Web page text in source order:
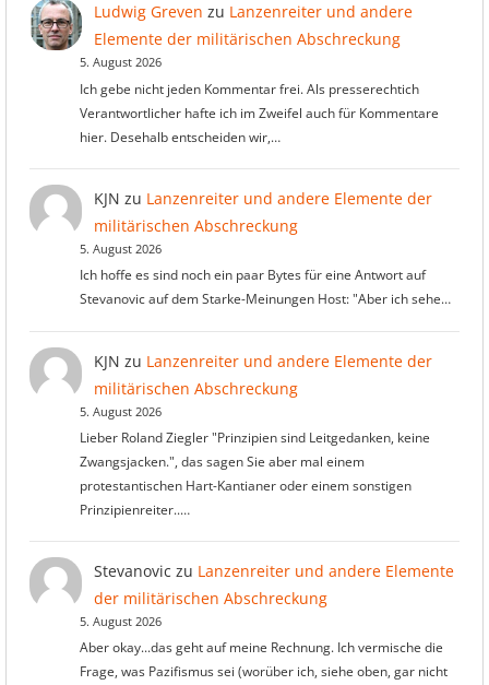
Ludwig Greven zu Lanzenreiter und andere
Elemente der militärischen Abschreckung
5. August 2026
Ich gebe nicht jeden Kommentar frei. Als presserechtich
Verantwortlicher hafte ich im Zweifel auch für Kommentare
hier. Desehalb entscheiden wir,…
KJN zu Lanzenreiter und andere Elemente der
militärischen Abschreckung
5. August 2026
Ich hoffe es sind noch ein paar Bytes für eine Antwort auf
Stevanovic auf dem Starke-Meinungen Host: "Aber ich sehe…
KJN zu Lanzenreiter und andere Elemente der
militärischen Abschreckung
5. August 2026
Lieber Roland Ziegler "Prinzipien sind Leitgedanken, keine
Zwangsjacken.", das sagen Sie aber mal einem
protestantischen Hart-Kantianer oder einem sonstigen
Prinzipienreiter..…
Stevanovic zu Lanzenreiter und andere Elemente
der militärischen Abschreckung
5. August 2026
Aber okay...das geht auf meine Rechnung. Ich vermische die
Frage, was Pazifismus sei (worüber ich, siehe oben, gar nicht